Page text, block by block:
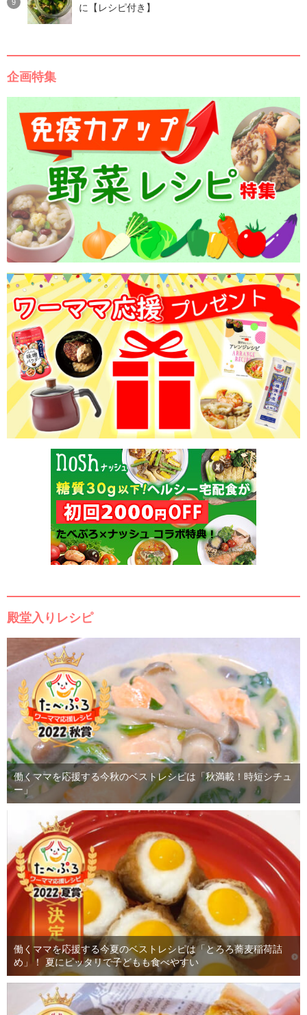
に【レシピ付き】
企画特集
殿堂入りレシピ
働くママを応援する今秋のベストレシピは「秋満載！時短シチュ
ー」
働くママを応援する今夏のベストレシピは「とろろ蕎麦稲荷詰
め」！ 夏にピッタリで子どもも食べやすい